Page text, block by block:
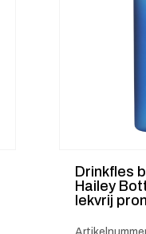
Drinkfles
Hailey
lekvrij